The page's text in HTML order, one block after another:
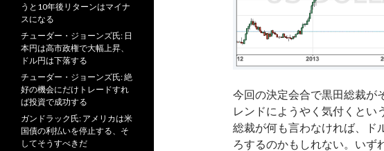
今回の決定会合で黒田総裁が
レンドにようやく気付くとい
総裁が何も言わなければ、ド
ろするのかもしれない。いず
うと10年後リターンはマイナ
スになる
チューダー・ジョーンズ氏: 日
本円は高市政権で大幅上昇、
ドル円は下落する
チューダー・ジョーンズ氏: 絶
好の機会にだけトレードすれ
ば投資で成功する
ガンドラック氏: アメリカは米
国債の利払いを停止する、そ
してそうすべきだ